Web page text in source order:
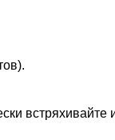
встряхивайте